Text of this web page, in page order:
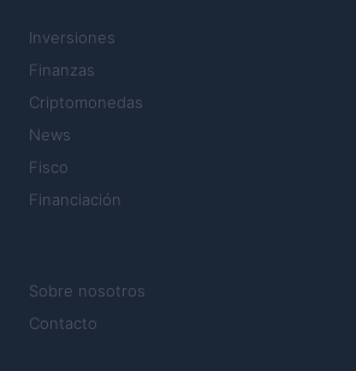
Inversiones
Finanzas
Criptomonedas
News
Fisco
Financiación
Sobre nosotros
Contacto